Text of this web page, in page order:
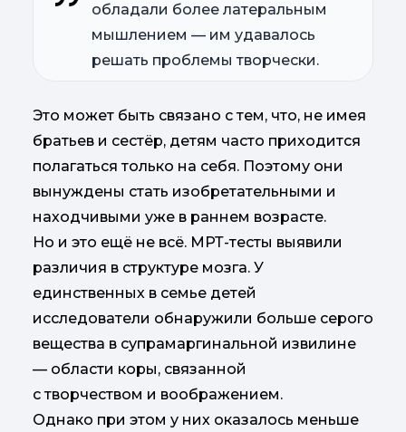
обладали более латеральным
мышлением — им удавалось
решать проблемы творчески.
Это может быть связано с тем, что, не имея
братьев и сестёр, детям часто приходится
полагаться только на себя. Поэтому они
вынуждены стать изобретательными и
находчивыми уже в раннем возрасте.
Но и это ещё не всё. МРТ-тесты выявили
различия в структуре мозга. У
единственных в семье детей
исследователи обнаружили больше серого
вещества в супрамаргинальной извилине
— области коры, связанной
с творчеством и воображением.
Однако при этом у них оказалось меньше